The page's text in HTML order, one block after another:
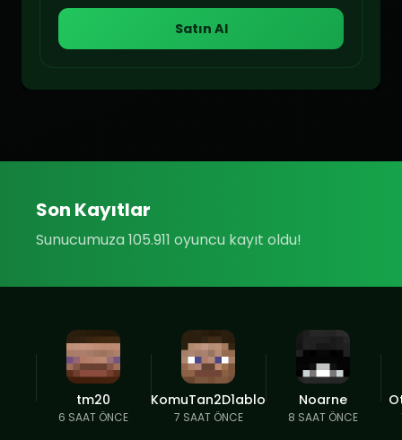
Satın Al
Son Kayıtlar
Sunucumuza 105.911 oyuncu kayıt oldu!
tm20
6 SAAT ÖNCE
KomuTan2D1ablo
7 SAAT ÖNCE
Noarne
8 SAAT ÖNCE